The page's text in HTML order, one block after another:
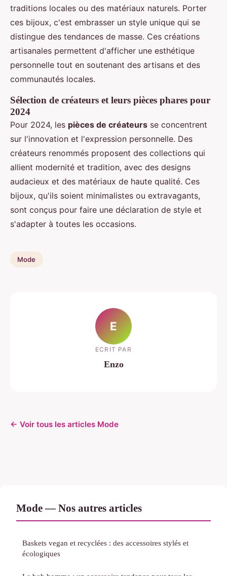
traditions locales ou des matériaux naturels. Porter
ces bijoux, c'est embrasser un style unique qui se
distingue des tendances de masse. Ces créations
artisanales permettent d'afficher une esthétique
personnelle tout en soutenant des artisans et des
communautés locales.
Sélection de créateurs et leurs pièces phares pour
2024
Pour 2024, les pièces de créateurs se concentrent
sur l'innovation et l'expression personnelle. Des
créateurs renommés proposent des collections qui
allient modernité et tradition, avec des designs
audacieux et des matériaux de haute qualité. Ces
bijoux, qu'ils soient minimalistes ou extravagants,
sont conçus pour faire une déclaration de style et
s'adapter à toutes les occasions.
Mode
E
ECRIT PAR
Enzo
← Voir tous les articles Mode
Mode — Nos autres articles
Baskets vegan et recyclées : des accessoires stylés et
écologiques